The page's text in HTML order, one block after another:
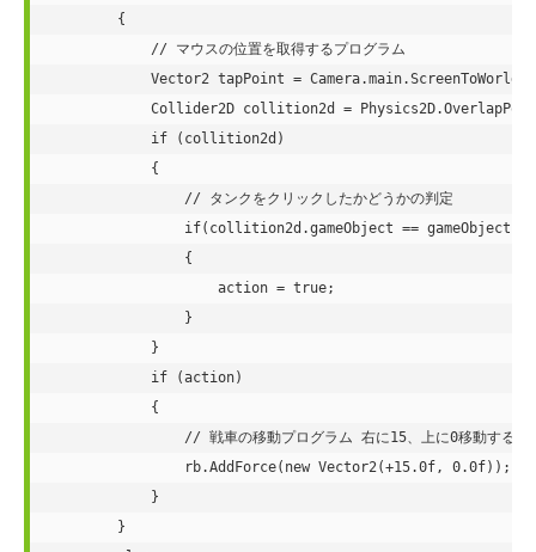
        {
            // マウスの位置を取得するプログラム
Vector2 tapPoint =
Collider2D collition2d =
            if (collition2d)
            {
                // タンクをクリックしたかどうかの判定
                if(collition2d.gameObject == gameObject)
                {
                    action = true;
                }
            }
            if (action)
            {
                // 戦車の移動プログラム 右に15、上に0移動する
                rb.AddForce(new Vector2(+15.0f, 0.0f));
            }
        }